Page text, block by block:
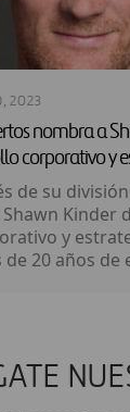
2023
nombra a
corporativo y
de su
Kinder
y
20 años de